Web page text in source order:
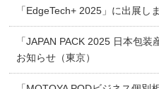
「EdgeTech+ 2025」に出展し
「JAPAN PACK 2025 日本包
お知らせ（東京）